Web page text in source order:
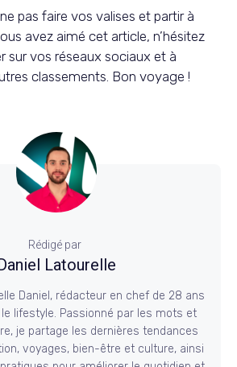
pas faire vos valises et partir à
avez aimé cet article, n’hésitez
sur vos réseaux sociaux et à
classements. Bon voyage !
Rédigé par
Latourelle
Daniel, rédacteur en chef de 28 ans
lifestyle. Passionné par les mots et
je partage les dernières tendances
voyages, bien-être et culture, ainsi